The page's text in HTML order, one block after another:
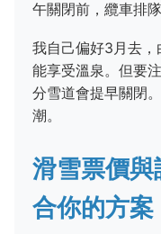
午關閉前，纜車排
我自己偏好3月去
能享受溫泉。但要
分雪道會提早關閉
潮。
滑雪票價
合你的方案